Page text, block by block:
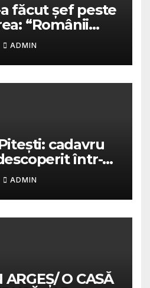
făcut șef peste
“Românii
ordinari”/ Va
mulți/
în 2025 că
funcția
ADMIN
cadavru
într-o
ADMIN
ARGEȘ/ O CASĂ